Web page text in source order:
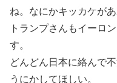
ね。なにかキッカケが
トランプさんもイーロ
す。
どんどん日本に絡んで
うにかしてほしい。